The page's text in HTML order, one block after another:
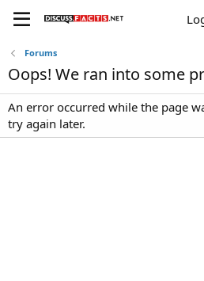
Forums
Oops! We ran into some
An error occurred while the page
try again later.